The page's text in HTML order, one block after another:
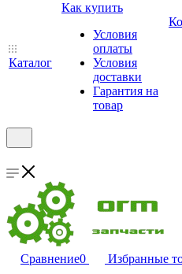
Каталог
Как купить
Условия
оплаты
Условия
доставки
Гарантия на
товар
Сравнение0 Избранные